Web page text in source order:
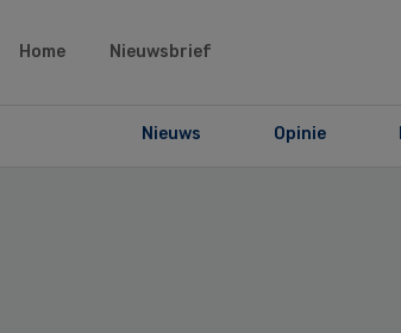
Home Nieuwsbrief
Nieuws Opinie